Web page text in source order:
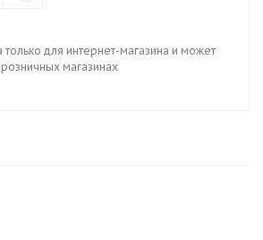
только для интернет-магазина и может
розничных магазинах